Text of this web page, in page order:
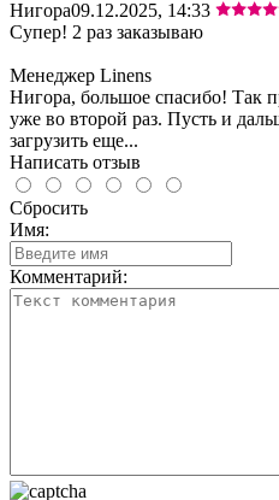
Нигора09.12.2025, 14:33
Супер! 2 раз заказываю
Менеджер Linens
Нигора, большое спасибо! Так
уже во второй раз. Пусть и
загрузить еще...
Написать отзыв
Сбросить
Имя:
Комментарий: